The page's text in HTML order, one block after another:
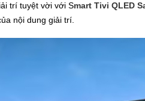
trí tuyệt vời với Smart Tivi QLED
nội dung giải trí.